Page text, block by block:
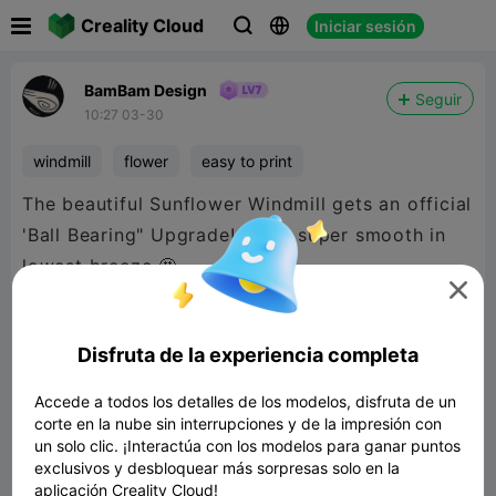
Creality Cloud   Iniciar sesión
BamBam Design
10:27 03-30
Seguir
windmill flower easy to print
The beautiful Sunflower Windmill gets an official
'Ball Bearing" Upgrade! Spins super smooth in
lowest breeze 🤩

Disfruta de la experiencia completa
Accede a todos los detalles de los modelos, disfruta de un
corte en la nube sin interrupciones y de la impresión con
un solo clic. ¡Interactúa con los modelos para ganar puntos
exclusivos y desbloquear más sorpresas solo en la
aplicación Creality Cloud!